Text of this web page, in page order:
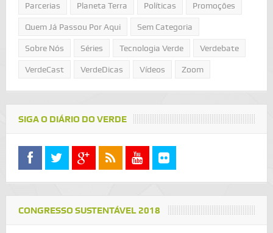
Parcerias Planeta Terra Políticas Promoções
Quem Já Passou Por Aqui Sem Categoria
Sobre Nós Séries Tecnologia Verde Verdebate
VerdeCast VerdeDicas Vídeos Zoom
SIGA O DIÁRIO DO VERDE
CONGRESSO SUSTENTÁVEL 2018